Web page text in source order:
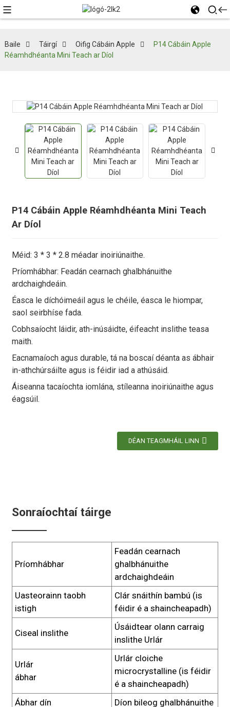
Baile Táirgí Oifig Cábáin Apple
P14 Cábáin Apple
Réamhdhéanta Mini Teach ar Díol
P14 Cábáin Apple Réamhdhéanta Mini Teach
Ar Díol
Méid: 3 * 3 * 2.8 méadar inoiriúnaithe.
Príomhábhar: Feadán cearnach ghalbhánuithe
ardchaighdeáin.
Éasca le díchóimeáil agus le chéile, éasca le hiompar,
saol seirbhíse fada.
Cobhsaíocht láidir, ath-inúsáidte, éifeacht inslithe teasa
maith.
Eacnamaíoch agus durable, tá na boscaí déanta as ábhair
in-athchúrsáilte agus is féidir iad a athúsáid.
Áiseanna tacaíochta iomlána, stíleanna inoiriúnaithe agus
éagsúil.
DÉAN TEAGMHÁIL LINN
Sonraíochtaí táirge
Príomhábhar
Feadán cearnach
ghalbhánuithe
ardchaighdeáin
Uasteorainn taobh
istigh
Clár snáithín bambú (is
féidir é a shaincheapadh)
Ciseal inslithe
Úsáidtear olann carraig
inslithe Urlár
Urlár
ábhar
Urlár cloiche
microcrystalline (is féidir
é a shaincheapadh)
Ábhar dín
Díon bileog ghalbhánuithe